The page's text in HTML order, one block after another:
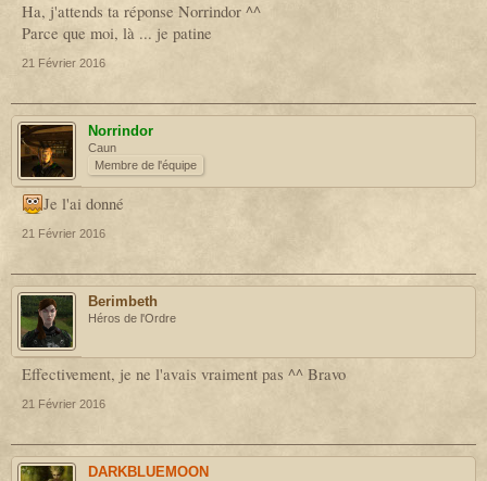
Ha, j'attends ta réponse Norrindor ^^
Parce que moi, là ... je patine
21 Février 2016
Norrindor
Caun
Membre de l'équipe
Je l'ai donné
21 Février 2016
Berimbeth
Héros de l'Ordre
Effectivement, je ne l'avais vraiment pas ^^ Bravo
21 Février 2016
DARKBLUEMOON